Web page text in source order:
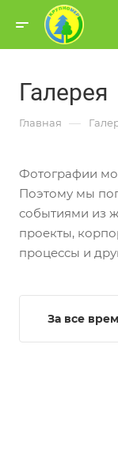
Галерея
Главная —
Фотографии
Поэтому мы
событиями из
проекты,
процессы и
За все